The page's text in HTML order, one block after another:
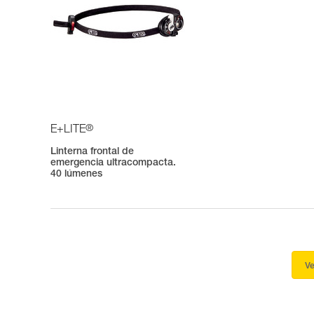
E+LITE®
Linterna frontal de
emergencia ultracompacta.
40 lúmenes